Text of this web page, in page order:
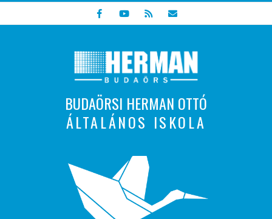
to
BUDAÖRSI HERMAN OTTÓ
ÁLTALÁNOS ISKOLA
Indulunk! Hamarosan újraindul oldalunk!